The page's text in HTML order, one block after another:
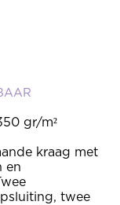
gr/m²
kraag met
en
twee